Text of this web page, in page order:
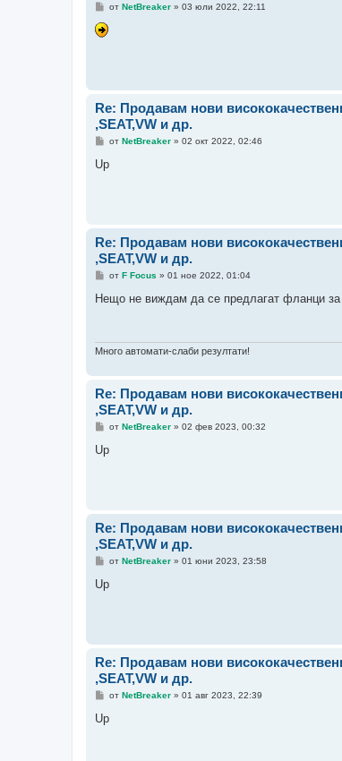
М
е
н
от NetBreaker» 03 юли 2022, 22:11
Re: Продавам нови
,SEAT,VW и др.
М
е
от NetBreaker» 02 окт 2022, 02:46
Up
Re: Продавам нови
,SEAT,VW и др.
М
е
от F Focus » 01 ное 2022, 01:04
Нещо не виждам да се предлагат фланци
Много автомати-слаби резултати!
Re: Продавам нови
,SEAT,VW и др.
М
е
от NetBreaker» 02 фев 2023, 00:32
Up
Re: Продавам нови
,SEAT,VW и др.
М
е
от NetBreaker» 01 юни 2023, 23:58
Up
Re: Продавам нови
,SEAT,VW и др.
М
е
от NetBreaker» 01 авг 2023, 22:39
Up